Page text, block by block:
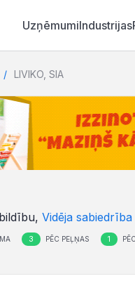
UzņēmumiIndustrijas
LIVIKO, SIA
Vidēja sabiedrība
3 PĒC PEĻŅAS 1